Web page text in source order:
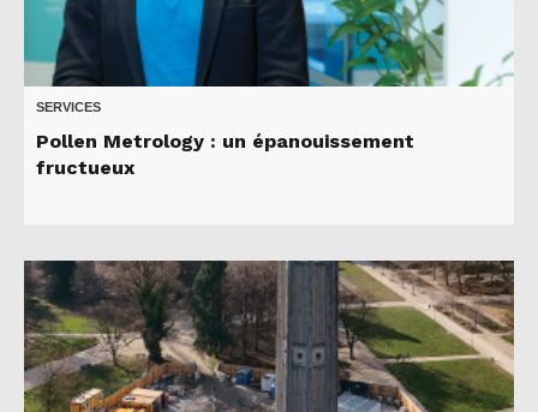
SERVICES
Pollen Metrology : un épanouissement
fructueux